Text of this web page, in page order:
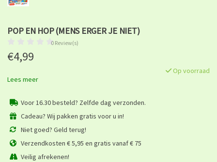
POP EN HOP (MENS ERGER JE NIET)
0 Review(s)
€4,99
Op voorraad
Lees meer
Voor 16.30 besteld? Zelfde dag verzonden.
Cadeau? Wij pakken gratis voor u in!
Niet goed? Geld terug!
Verzendkosten € 5,95 en gratis vanaf € 75
Veilig afrekenen!